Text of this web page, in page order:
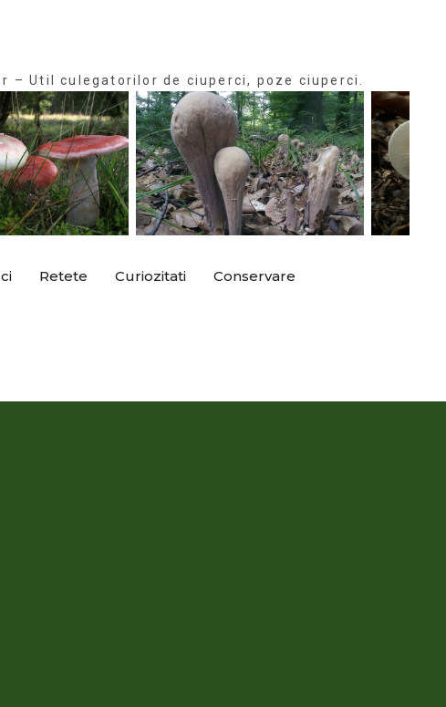
– Util culegatorilor de ciuperci, poze ciuperci.
Retete Curiozitati Conservare